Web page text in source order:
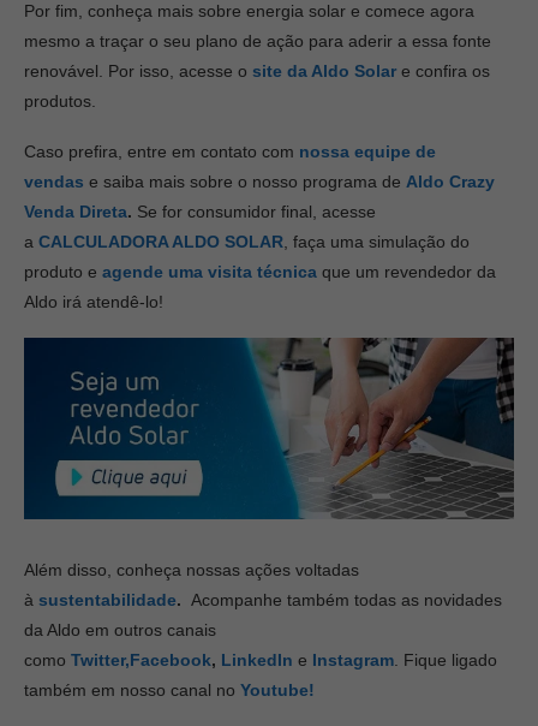
Por fim, conheça mais sobre energia solar e comece agora
mesmo a traçar o seu plano de ação para aderir a essa fonte
renovável. Por isso, acesse o site da Aldo Solar e confira os
produtos.
Caso prefira, entre em contato com nossa equipe de
vendas e saiba mais sobre o nosso programa de Aldo Crazy
Venda Direta. Se for consumidor final, acesse
a CALCULADORA ALDO SOLAR , faça uma simulação do
produto e agende uma visita técnica que um revendedor da
Aldo irá atendê-lo!
Além disso, conheça nossas ações voltadas
à sustentabilidade. Acompanhe também todas as novidades
da Aldo em outros canais
como Twitter,Facebook, LinkedIn e Instagram . Fique ligado
também em nosso canal no Youtube!